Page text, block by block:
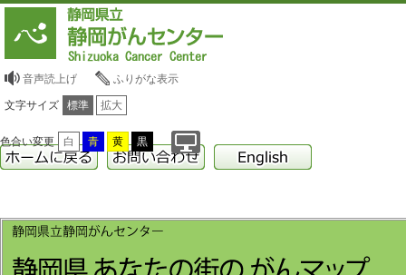
音声読上げ ふりがな表示
文字サイズ 標準 拡大
色合い変更 白 青 黄 黒